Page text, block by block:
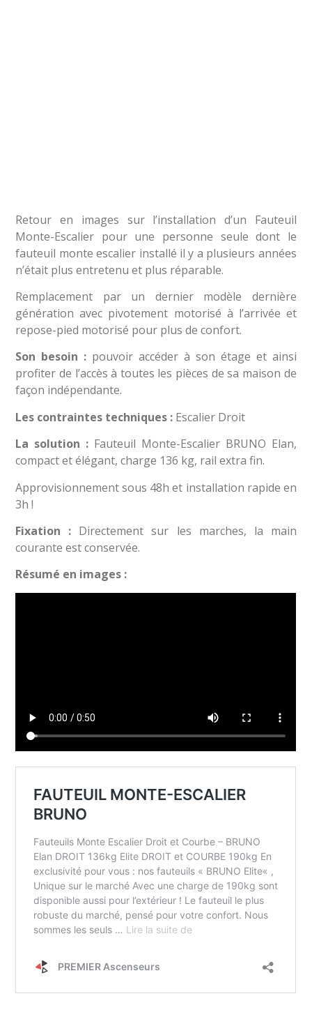
Retour en images sur l’installation d’un Fauteuil
Monte-Escalier pour une personne seule dont le
fauteuil monte escalier installé il y a plusieurs années
n’était plus entretenu et plus réparable.
Remplacement par un dernier modèle dernière
génération avec pivotement motorisé à l’arrivée et
repose-pied motorisé pour plus de confort.
Son besoin : pouvoir accéder à son étage et ainsi
profiter de l’accès à toutes les pièces de sa maison de
façon indépendante.
Les contraintes techniques : Escalier Droit
La solution : Fauteuil Monte-Escalier BRUNO Elan,
compact et élégant, charge 136 kg, rail extra fin.
Approvisionnement sous 48h et installation rapide en
3h !
Fixation : Directement sur les marches, la main
courante est conservée.
Résumé en images :